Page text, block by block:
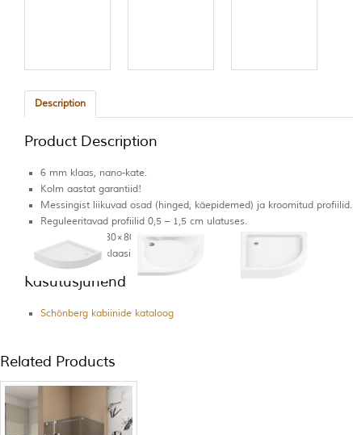
Description
Product Description
6 mm klaas, nano-kate.
Kolm aastat garantiid!
Messingist liikuvad osad (hinged, käepidemed) ja kroomitud profiilid.
Reguleeritavad profiilid 0,5 – 1,5 cm ulatuses.
Kaks suurust (80×80 ja 90×90 cm).
Kaks erinevat klaasi (kirgas ja grafiit).
Kasutusjuhend
Schönberg kabiinide kataloog
Related Products